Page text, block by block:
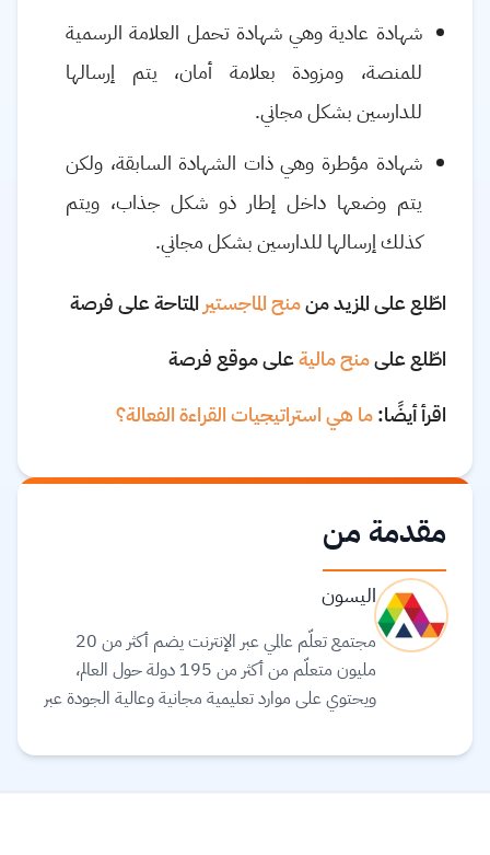
شهادة عادية وهي شهادة تحمل العلامة الرسمية
للمنصة، ومزودة بعلامة أمان، يتم إرسالها
للدارسين بشكل مجاني.
شهادة مؤطرة وهي ذات الشهادة السابقة، ولكن
يتم وضعها داخل إطار ذو شكل جذاب، ويتم
كذلك إرسالها للدارسين بشكل مجاني.
اطّلع على المزيد منمنح الماجستير المتاحة على فرصة
اطّلع علىمنح ماليةعلى موقع فرصة
اقرأ أيضًا:ما هي استراتيجيات القراءة الفعالة؟
مقدمة من
اليسون
مجتمع تعلّم عالمي عبر الإنترنت يضم أكثر من 20
مليون متعلّم من أكثر من 195 دولة حول العالم،
ويحتوي على موارد تعليمية مجانية وعالية الجودة عبر
ومعتمدة لسوق العمل. وهم ملتزمون بتحقيق